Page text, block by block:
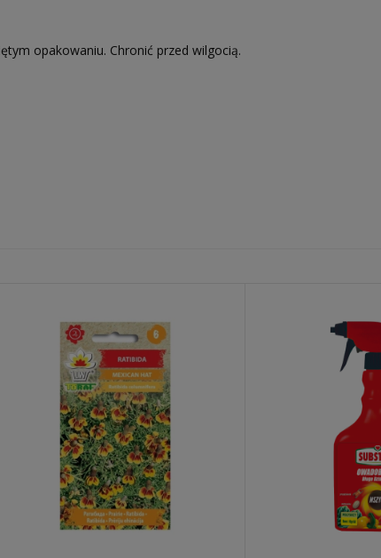
opakowaniu. Chronić przed wilgocią.